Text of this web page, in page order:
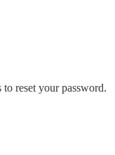
to reset your password.